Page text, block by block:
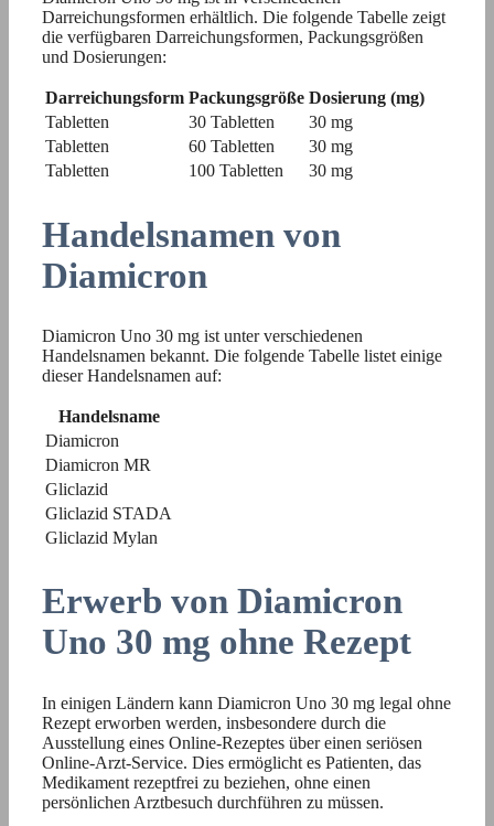
Darreichungsformen erhältlich. Die folgende Tabelle zeigt
die verfügbaren Darreichungsformen, Packungsgrößen
und Dosierungen:
Darreichungsform Packungsgröße Dosierung (mg)
Tabletten
30 Tabletten
30 mg
Tabletten
60 Tabletten
30 mg
Tabletten
100 Tabletten 30 mg
Handelsnamen von
Diamicron
Diamicron Uno 30 mg ist unter verschiedenen
Handelsnamen bekannt. Die folgende Tabelle listet einige
dieser Handelsnamen auf:
Handelsname
Diamicron
Diamicron MR
Gliclazid
Gliclazid STADA
Gliclazid Mylan
Erwerb von Diamicron
Uno 30 mg ohne Rezept
In einigen Ländern kann Diamicron Uno 30 mg legal ohne
Rezept erworben werden, insbesondere durch die
Ausstellung eines Online-Rezeptes über einen seriösen
Online-Arzt-Service. Dies ermöglicht es Patienten, das
Medikament rezeptfrei zu beziehen, ohne einen
persönlichen Arztbesuch durchführen zu müssen.